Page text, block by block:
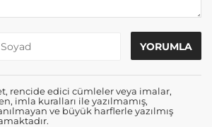
rencide edici cümleler veya imalar,
imla kuralları ile yazılmamış,
ve büyük harflerle yazılmış